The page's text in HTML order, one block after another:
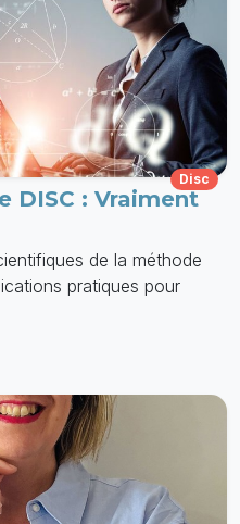
Disc
DISC : Vraiment
de la méthode
pratiques pour